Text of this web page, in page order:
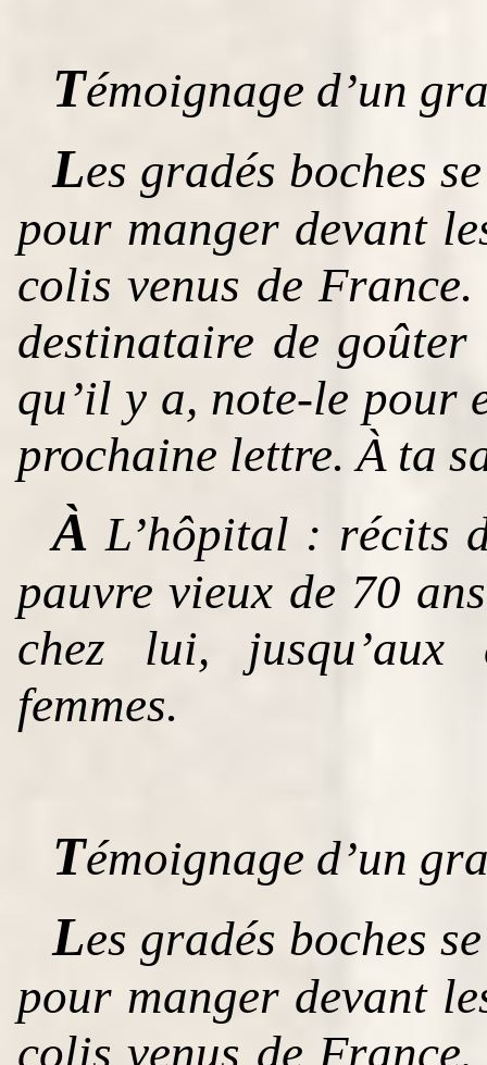
Témoignage d’un
Les gradés boches
pour manger devant
colis venus de
destinataire de
qu’il y a, note-le pour
prochaine lettre. À ta
À L’hôpital : récits
pauvre vieux de 70
chez lui, jusqu’aux
femmes.
Témoignage d’un
Les gradés boches
pour manger devant
colis venus de